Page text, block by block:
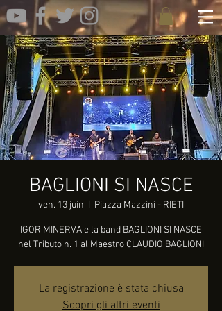
BAGLIONI SI NASCE
ven. 13 juin Piazza Mazzini - RIETI
IGOR MINERVA e la band BAGLIONI SI NASCE
nel Tributo n. 1 al Maestro CLAUDIO BAGLIONI
La registrazione è stata chiusa
Scopri gli altri eventi